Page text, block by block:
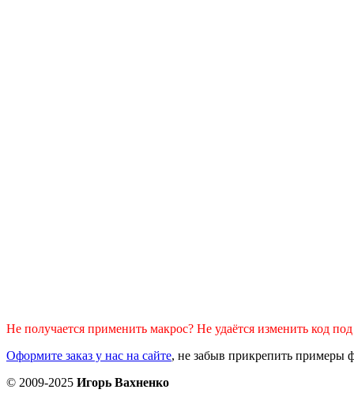
Не получается применить макрос? Не удаётся изменить код
Оформите заказ у нас на сайте, не забыв прикрепить примеры
© 2009-2025 Игорь Вахненко